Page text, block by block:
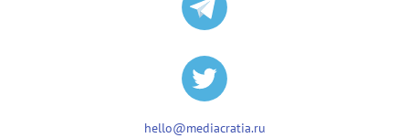
hello@mediacratia.ru